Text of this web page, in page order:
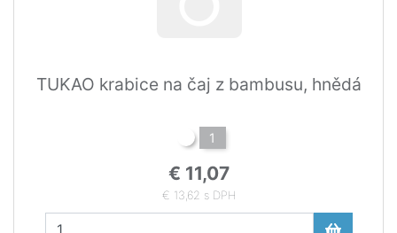
TUKAO krabice na čaj z bambusu, hnědá
1
€ 11,07
€ 13,62 s DPH